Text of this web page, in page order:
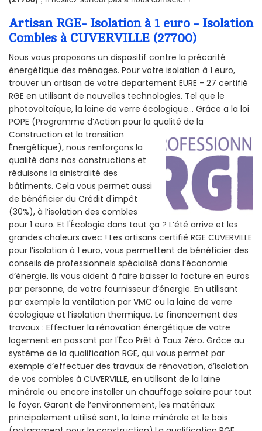
Artisan RGE- Isolation à 1 euro - Isolation
Combles à CUVERVILLE (27700)
Nous vous proposons un dispositif contre la précarité
énergétique des ménages. Pour votre isolation à 1 euro,
trouver un artisan de votre departement EURE - 27 certifié
RGE en utilisant de nouvelles technologies. Tel que le
photovoltaïque, la laine de verre écologique... Grâce a la loi
POPE (Programme d’Action pour la qualité de la
Construction et la transition
Énergétique), nous renforçons la
qualité dans nos constructions et
réduisons la sinistralité des
bâtiments. Cela vous permet aussi
de bénéficier du Crédit d'impôt
(30%), à l’isolation des combles
pour 1 euro. Et l'Écologie dans tout ça ? L’été arrive et les
grandes chaleurs avec ! Les artisans certifié RGE CUVERVILLE
pour l’isolation à 1 euro, vous permettent de bénéficier des
conseils de professionnels spécialisé dans l’économie
d’énergie. Ils vous aident à faire baisser la facture en euros
par personne, de votre fournisseur d’énergie. En utilisant
par exemple la ventilation par VMC ou la laine de verre
écologique et l’isolation thermique. Le financement des
travaux : Effectuer la rénovation énergétique de votre
logement en passant par l'Éco Prêt à Taux Zéro. Grâce au
système de la qualification RGE, qui vous permet par
exemple d’effectuer des travaux de rénovation, d’isolation
de vos combles à CUVERVILLE, en utilisant de la laine
minérale ou encore installer un chauffage solaire pour tout
le foyer. Garant de l’environnement, les matériaux
principalement utilisé sont, la laine minérale et le bois